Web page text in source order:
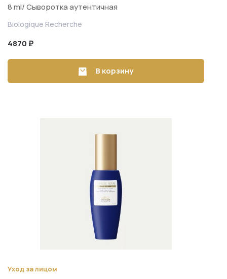
8 ml/ Сыворотка аутентичная
балансирующая и очищающая для
Biologique Recherche
4870 ₽
В корзину
Уход за лицом